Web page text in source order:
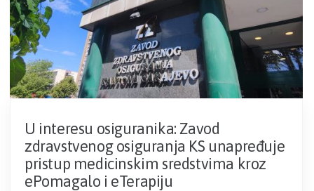
U interesu osiguranika: Zavod
zdravstvenog osiguranja KS unapređuje
pristup medicinskim sredstvima kroz
ePomagalo i eTerapiju